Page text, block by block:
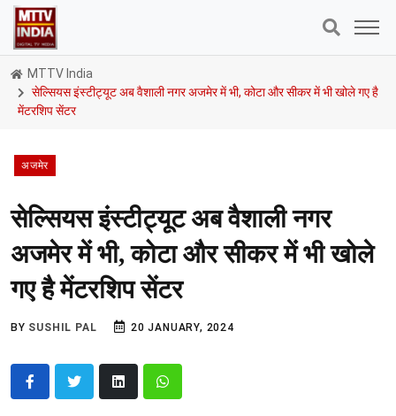
MTTV India
सेल्सियस इंस्टीट्यूट अब वैशाली नगर अजमेर में भी, कोटा और सीकर में भी खोले गए है
मेंटरशिप सेंटर
अजमेर
सेल्सियस इंस्टीट्यूट अब वैशाली नगर
अजमेर में भी, कोटा और सीकर में भी खोले
गए है मेंटरशिप सेंटर
BY SUSHIL PAL 20 JANUARY, 2024